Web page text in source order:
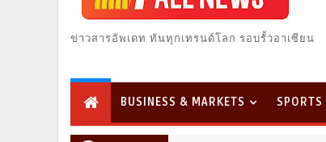
ข่าวสารอัพเดท ทันทุกเทรนด์โลก รอบรั้วอาเซียน
BUSINESS & MARKETS SPORTS